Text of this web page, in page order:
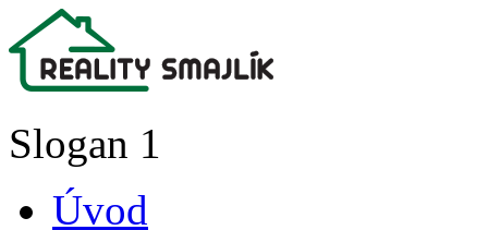
Slogan 1
Úvod